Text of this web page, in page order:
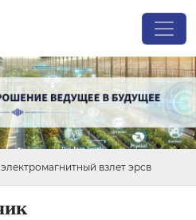
взлет эрсв